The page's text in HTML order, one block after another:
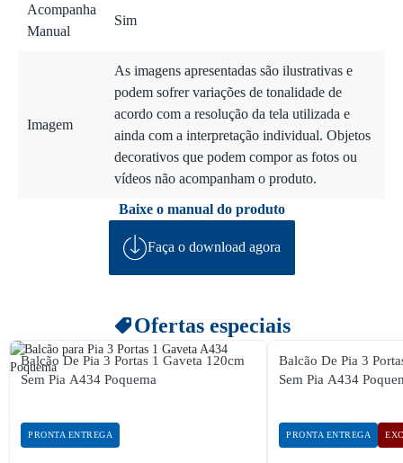
Acompanha
Manual
Sim
Imagem
As imagens apresentadas são ilustrativas e
podem sofrer variações de tonalidade de
acordo com a resolução da tela utilizada e
ainda com a interpretação individual. Objetos
decorativos que podem compor as fotos ou
vídeos não acompanham o produto.
Baixe o manual do produto
Faça o download agora
Ofertas especiais
Balcão De Pia 3 Portas 1 Gaveta 120cm
Sem Pia A434 Poquema
PRONTA ENTREGA
Balcão De Pia 3
Sem Pia A434
PRONTA ENTREGA